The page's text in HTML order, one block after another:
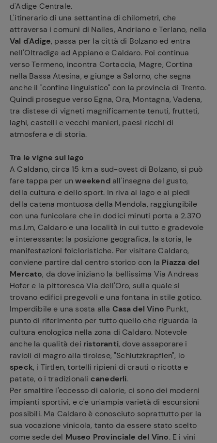
d'Adige Centrale.
L'itinerario di una settantina di chilometri, che
attraversa i comuni di Nalles, Andriano e Terlano, nella
Val d'Adige, passa per la città di Bolzano ed entra
nell'Oltradige ad Appiano e Caldaro. Poi continua
verso Termeno, incontra Cortaccia, Magre, Cortina
nella Bassa Atesina, e giunge a Salorno, che segna
anche il "confine linguistico" con la provincia di Trento.
Quindi prosegue verso Egna, Ora, Montagna, Vadena,
tra distese di vigneti magnificamente tenuti, frutteti,
laghi, castelli e vecchi manieri, paesi ricchi di
atmosfera e di storia.
Tra le vigne sul lago
A Caldano, circa 15 km a sud-ovest di Bolzano, si può
fare tappa per unweekendall'insegna del gusto,
della cultura e dello sport. In riva al lago e ai piedi
della catena montuosa della Mendola, raggiungibile
con una funicolare che in dodici minuti porta a 2.370
m.s.l.m, Caldaro e una località in cui tutto e gradevole
e interessante: la posizione geografica, la storia, le
manifestazioni folcloristiche. Per visitare Caldaro,
conviene partire dal centro storico con la Piazza del
Mercato, da dove iniziano la bellissima Via Andreas
Hofer e la pittoresca Via dell'Oro, sulla quale si
trovano edifici pregevoli e una fontana in stile gotico.
Imperdibile e una sosta alla Casa del Vino Punkt,
punto di riferimento per tutto quello che riguarda la
cultura enologica nella zona di Caldaro. Notevole
anche la qualità dei ristoranti, dove assaporare i
ravioli di magro alla tirolese, "Schlutzkrapflen", lo
speck, i Tirtlen, tortelli ripieni di crauti o ricotta e
patate, o i tradizionali canederli.
Per smaltire l'eccesso di calorie, ci sono dei moderni
impianti sportivi, e c'e un'ampia varietà di escursioni
possibili. Ma Caldaro è conosciuto soprattutto per la
sua vocazione vinicola, tanto da essere stato scelto
come sede del Museo Provinciale del Vino. E i vini